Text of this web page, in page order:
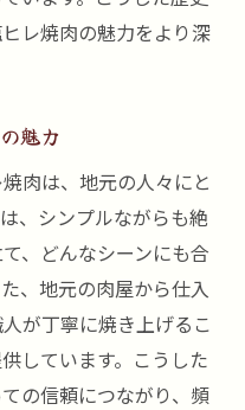
レ焼肉の魅力をより深
魅力
肉は、地元の人々にと
、シンプルながらも絶
、どんなシーンにも合
、地元の肉屋から仕入
が丁寧に焼き上げるこ
しています。こうした
の信頼につながり、頻